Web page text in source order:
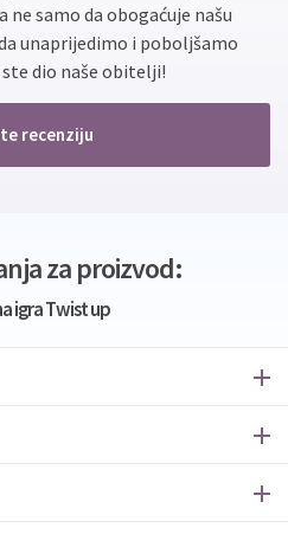
ne samo da obogaćuje našu
unaprijedimo i poboljšamo
ste dio naše obitelji!
recenziju
za proizvod:
igra Twist up